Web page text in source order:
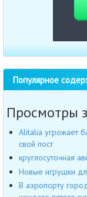
Популярное
Просмотры
Alitalia угрожает
свой пост
круглосуточная
Новые игрушки
В аэропорту